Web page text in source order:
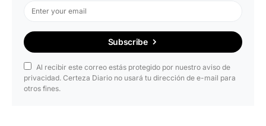
Subscribe
Al recibir este correo estás protegido por nuestro aviso de
privacidad. Certeza Diario no usará tu dirección de e-mail para
otros fines.